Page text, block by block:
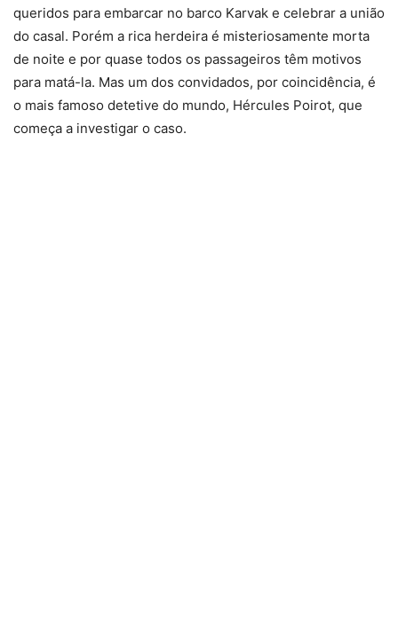
queridos para embarcar no barco Karvak e celebrar a união
do casal. Porém a rica herdeira é misteriosamente morta
de noite e por quase todos os passageiros têm motivos
para matá-la. Mas um dos convidados, por coincidência, é
o mais famoso detetive do mundo, Hércules Poirot, que
começa a investigar o caso.